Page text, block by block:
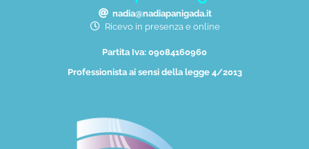
nadia@nadiapanigada.it
Ricevo in presenza e online
Partita Iva: 09084160960
Professionista ai sensi della legge 4/2013